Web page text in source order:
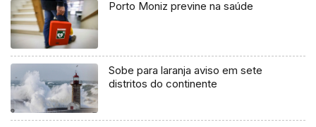
Porto Moniz previne na saúde
Sobe para laranja aviso em sete
distritos do continente